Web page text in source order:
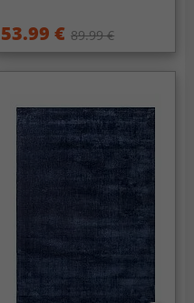
53.99 € 89.99 €